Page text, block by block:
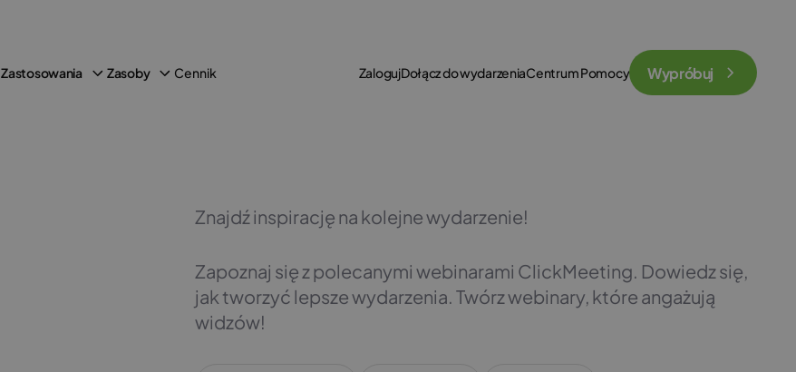
Zastosowania Zasoby Cennik ZalogujDołącz do wydarzeniaCentrum Pomocy Wypróbuj
Znajdź inspirację na kolejne wydarzenie!
Zapoznaj się z polecanymi webinarami ClickMeeting. Dowiedz się,
jak tworzyć lepsze wydarzenia. Twórz webinary, które angażują
widzów!